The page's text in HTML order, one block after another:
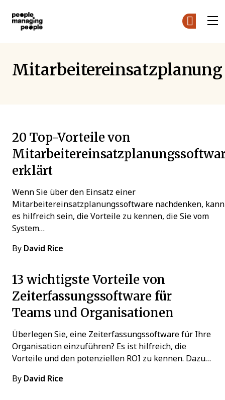
Mitarbeitereinsatzplanung
20 Top-Vorteile von
erklärt
Wenn Sie über den Einsatz einer
Mitarbeitereinsatzplanungssoftware nachdenken, kann
es hilfreich sein, die Vorteile zu kennen, die Sie vom
System…
By David Rice
13 wichtigste Vorteile von
Zeiterfassungssoftware für
Teams und Organisationen
Überlegen Sie, eine Zeiterfassungssoftware für Ihre
Organisation einzuführen? Es ist hilfreich, die
Vorteile und den potenziellen ROI zu kennen. Dazu…
By David Rice